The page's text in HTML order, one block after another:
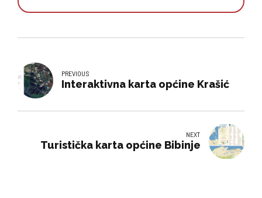
PREVIOUS
Interaktivna karta općine Krašić
NEXT
Turistička karta općine Bibinje